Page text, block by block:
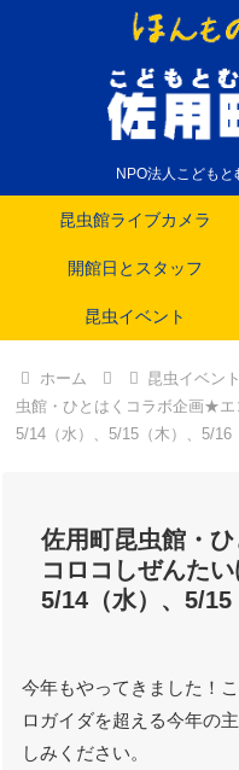
NPO法人こども
昆虫館ライブカメラ
開館日とスタッフ
昆虫イベント
ホーム 昆虫イベント
虫館・ひとはくコラボ企画★エ
5/14（水）、5/15（木）、5/
佐用町昆虫館・
コロコしぜんたい
5/14（水）、5/
今年もやってきました！
ロガイダを超える今年の
しみください。